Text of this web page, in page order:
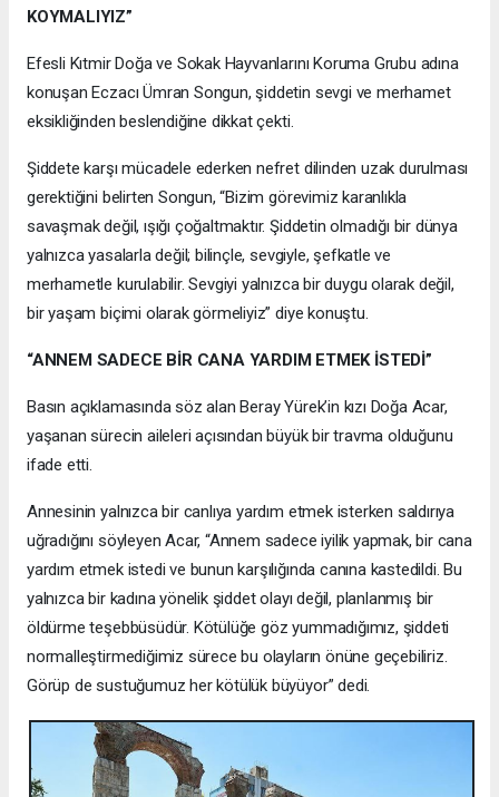
KOYMALIYIZ”
Efesli Kıtmir Doğa ve Sokak Hayvanlarını Koruma Grubu adına
konuşan Eczacı Ümran Songun, şiddetin sevgi ve merhamet
eksikliğinden beslendiğine dikkat çekti.
Şiddete karşı mücadele ederken nefret dilinden uzak durulması
gerektiğini belirten Songun, “Bizim görevimiz karanlıkla
savaşmak değil, ışığı çoğaltmaktır. Şiddetin olmadığı bir dünya
yalnızca yasalarla değil; bilinçle, sevgiyle, şefkatle ve
merhametle kurulabilir. Sevgiyi yalnızca bir duygu olarak değil,
bir yaşam biçimi olarak görmeliyiz” diye konuştu.
“ANNEM SADECE BİR CANA YARDIM ETMEK İSTEDİ”
Basın açıklamasında söz alan Beray Yürek’in kızı Doğa Acar,
yaşanan sürecin aileleri açısından büyük bir travma olduğunu
ifade etti.
Annesinin yalnızca bir canlıya yardım etmek isterken saldırıya
uğradığını söyleyen Acar, “Annem sadece iyilik yapmak, bir cana
yardım etmek istedi ve bunun karşılığında canına kastedildi. Bu
yalnızca bir kadına yönelik şiddet olayı değil, planlanmış bir
öldürme teşebbüsüdür. Kötülüğe göz yummadığımız, şiddeti
normalleştirmediğimiz sürece bu olayların önüne geçebiliriz.
Görüp de sustuğumuz her kötülük büyüyor” dedi.